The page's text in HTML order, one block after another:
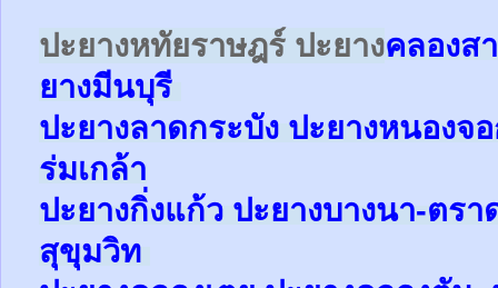
ปะยางหทัยราษฎร์ ปะยางคลองส
ยางมีนบุรี
ปะยางลาดกระบัง ปะยางหนองจ
ร่มเกล้า
ปะยางกิ่งแก้ว ปะยางบางนา-ตร
สุขุมวิท